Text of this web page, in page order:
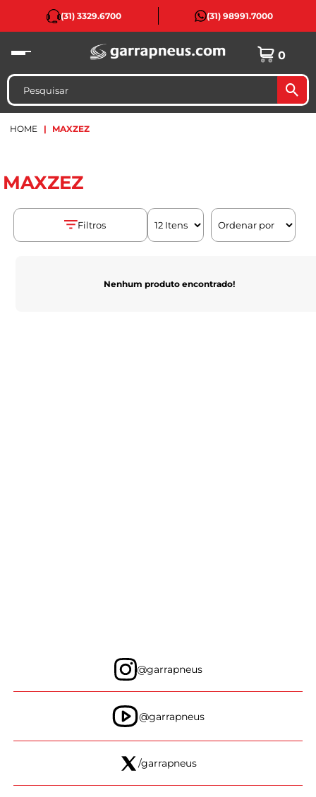
(31) 3329.6700 (31) 98991.7000
0
HOME MAXZEZ
MAXZEZ
Filtros
Nenhum produto encontrado!
@garrapneus
@garrapneus
/garrapneus